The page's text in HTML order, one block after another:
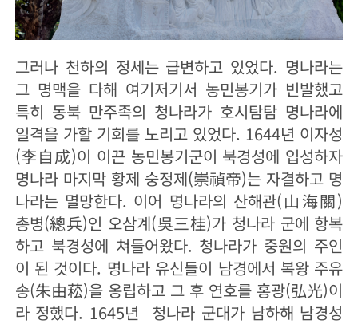
그러나 천하의 정세는 급변하고 있었다. 명나라는
그 명맥을 다해 여기저기서 농민봉기가 빈발했고
특히 동북 만주족의 청나라가 호시탐탐 명나라에
일격을 가할 기회를 노리고 있었다. 1644년 이자성
(李自成)이 이끈 농민봉기군이 북경성에 입성하자
명나라 마지막 황제 숭정제(崇禎帝)는 자결하고 명
나라는 멸망한다. 이어 명나라의 산해관(山海關)
총병(總兵)인 오삼계(吳三桂)가 청나라 군에 항복
하고 북경성에 쳐들어왔다. 청나라가 중원의 주인
이 된 것이다. 명나라 유신들이 남경에서 복왕 주유
송(朱由菘)을 옹립하고 그 후 연호를 홍광(弘光)이
라 정했다. 1645년 청나라 군대가 남하해 남경성